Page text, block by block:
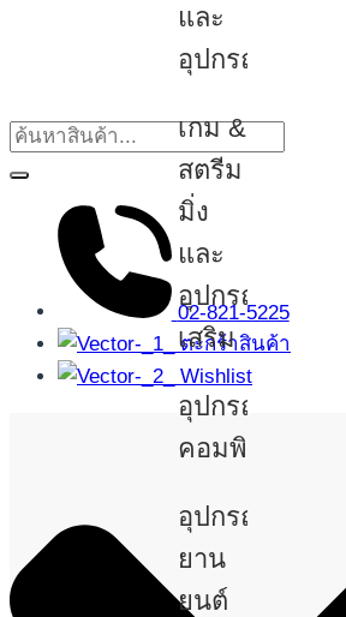
และ
อุปกรณ์
เกม &
สตรีม
มิ่ง
และ
อุปกรณ์
เสริม
อุปกรณ์
คอมพิวเตอร์
อุปกรณ์
ยาน
ยนต์
02-821-5225
ตะกร้าสินค้า
Wishlist